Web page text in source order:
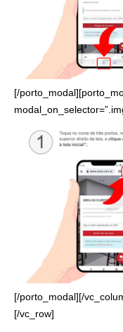
[/
[/porto_modal][/
[/vc_row]